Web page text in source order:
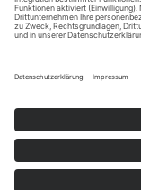
RECHTLICHES
Copyright © 2021 by